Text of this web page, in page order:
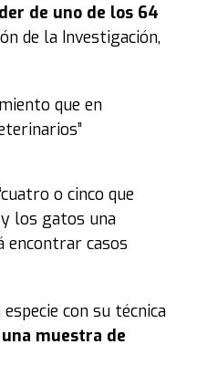
de uno de los 64
de la Investigación,
que en
”
o cinco que
los gatos una
encontrar casos
con su técnica
muestra de